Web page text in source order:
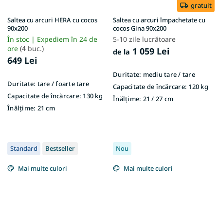
Saltea cu arcuri HERA cu cocos
90x200
În stoc | Expediem în 24 de
ore (4 buc.)
649 Lei
Duritate: tare / foarte tare
Capacitate de încărcare: 130 kg
Înălțime: 21 cm
gratuit
Saltea cu arcuri împachetate cu
cocos Gina 90x200
5-10 zile lucrătoare
de la 1 059 Lei
Duritate: mediu tare / tare
Capacitate de încărcare: 120 kg
Înălțime: 21 / 27 cm
Standard Bestseller
Mai multe culori
Nou
Mai multe culori